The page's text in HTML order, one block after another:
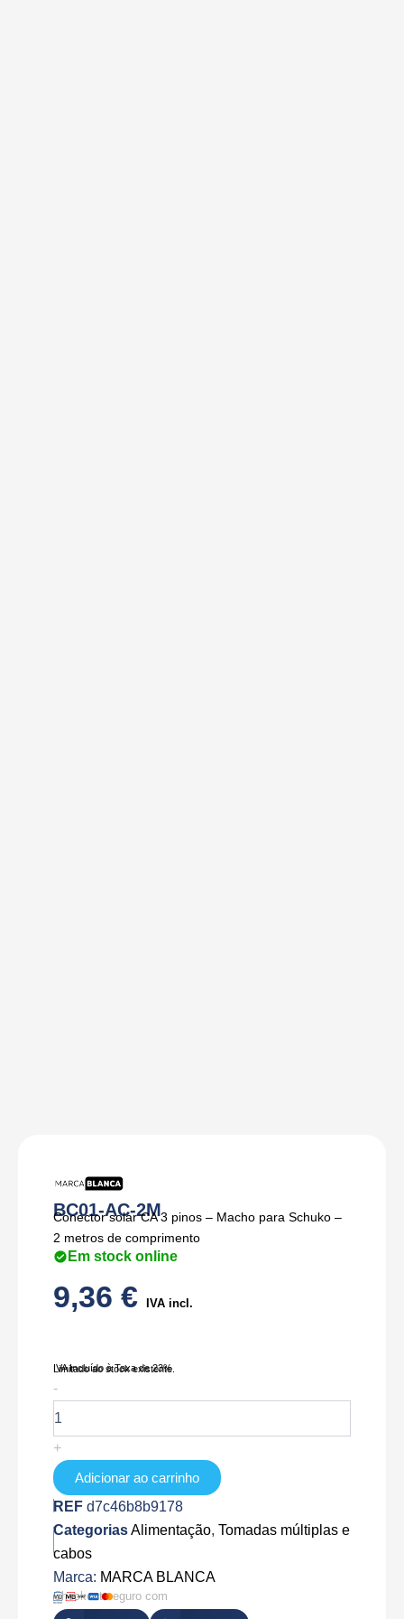
BC01-AC-2M
Conector solar CA 3 pinos – Macho para Schuko –
2 metros de comprimento
Em stock online
9,36 € IVA incl.
IVA Incluído à Taxa de 23%
Limitado ao stock existente.
-
de
BC01-
AC-
2M
+
Adicionar ao carrinho
REF d7c46b8b9178
CategoriasAlimentação, Tomadas múltiplas e
cabos
Marca: MARCA BLANCA
Checkout seguro com